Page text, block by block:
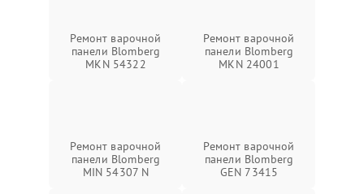
Ремонт варочной
панели Blomberg
MKN 54322
Ремонт варочной
панели Blomberg
MKN 24001
Ремонт варочной
панели Blomberg
MIN 54307 N
Ремонт варочной
панели Blomberg
GEN 73415